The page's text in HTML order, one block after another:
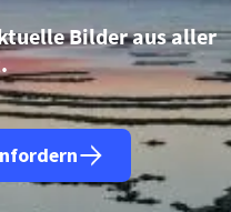
Bilder aus aller